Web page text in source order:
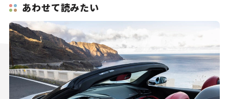
あわせて読みたい